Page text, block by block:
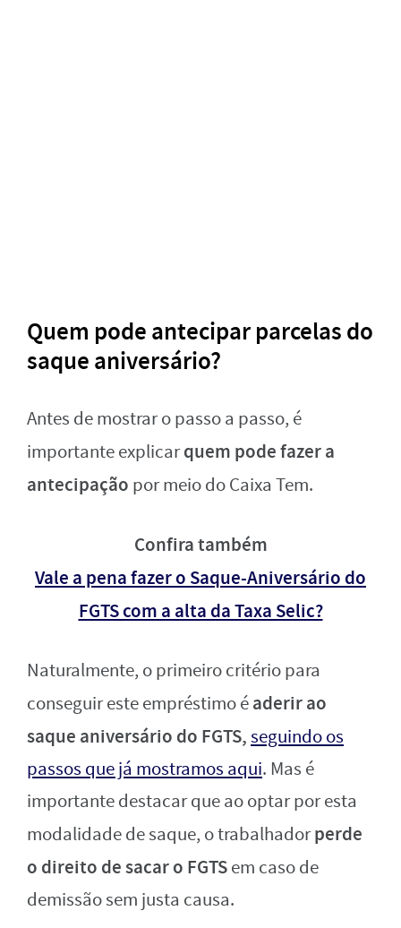
Quem pode antecipar parcelas do
saque aniversário?
Antes de mostrar o passo a passo, é
importante explicarquem pode fazer a
antecipação por meio do Caixa Tem.
Confira também
Vale a pena fazer o Saque-Aniversário do
FGTS com a alta da Taxa Selic?
Naturalmente, o primeiro critério para
conseguir este empréstimo éaderir ao
saque aniversário do FGTS,seguindo os
passos que já mostramos aqui. Mas é
importante destacar que ao optar por esta
modalidade de saque, o trabalhadorperde
o direito de sacar o FGTSem caso de
demissão sem justa causa.